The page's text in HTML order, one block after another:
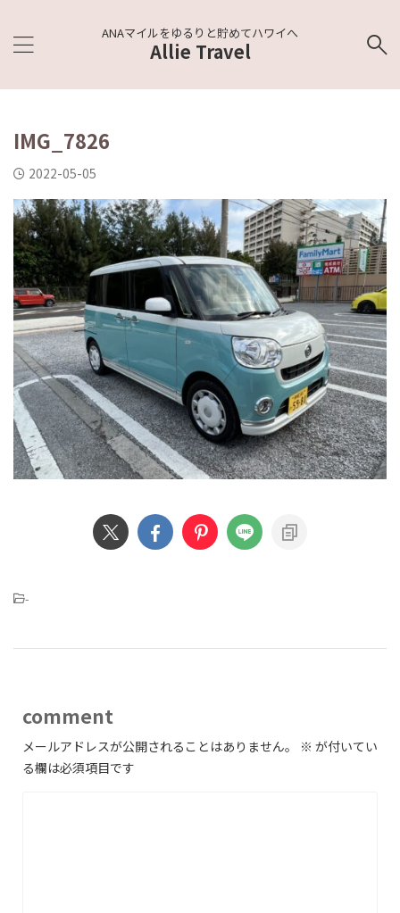
ANAマイルをゆるりと貯めてハワイへ
Allie Travel
IMG_7826
2022-05-05
-
comment
メールアドレスが公開されることはありません。 ※ が付いてい
る欄は必須項目です